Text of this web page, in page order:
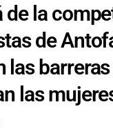
de la
de
las
las